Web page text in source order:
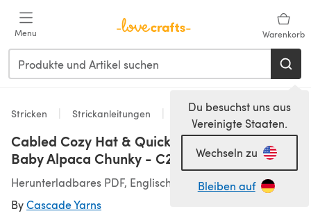
Menu Warenkorb
Du besuchst uns aus
Vereinigte Staaten.
Wechseln zu
Bleiben auf
Stricken Strickanleitungen Mittens
Cabled Cozy Hat & Quick Mitts in Cascade
Baby Alpaca Chunky - C223
Herunterladbares PDF, Englisch
ByCascade Yarns